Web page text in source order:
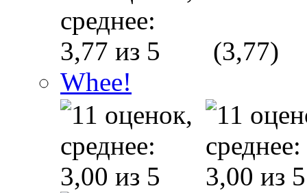
(3,77)
Whee!